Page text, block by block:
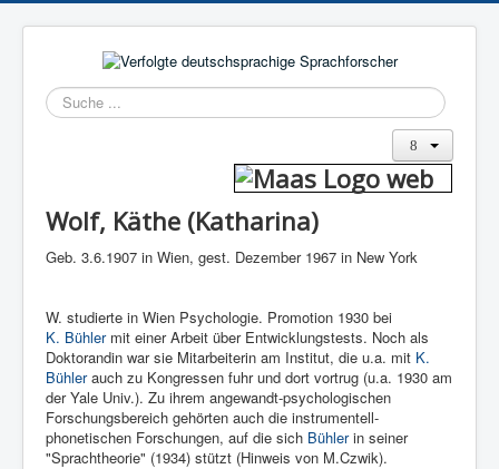
Wolf, Käthe (Katharina)
Geb. 3.6.1907 in Wien, gest. Dezember 1967 in New York
W. studierte in Wien Psychologie. Promotion 1930 bei
K. Bühlermit einer Arbeit über Entwicklungstests. Noch als
Doktorandin war sie Mitarbeiterin am Institut, die u.a. mit K.
Bühlerauch zu Kongressen fuhr und dort vortrug (u.a. 1930 am
der Yale Univ.). Zu ihrem angewandt-psychologischen
Forschungsbereich gehörten auch die instrumentell-
phonetischen Forschungen, auf die sich Bühlerin seiner
"Sprachtheorie" (1934) stützt (Hinweis von M.Czwik).